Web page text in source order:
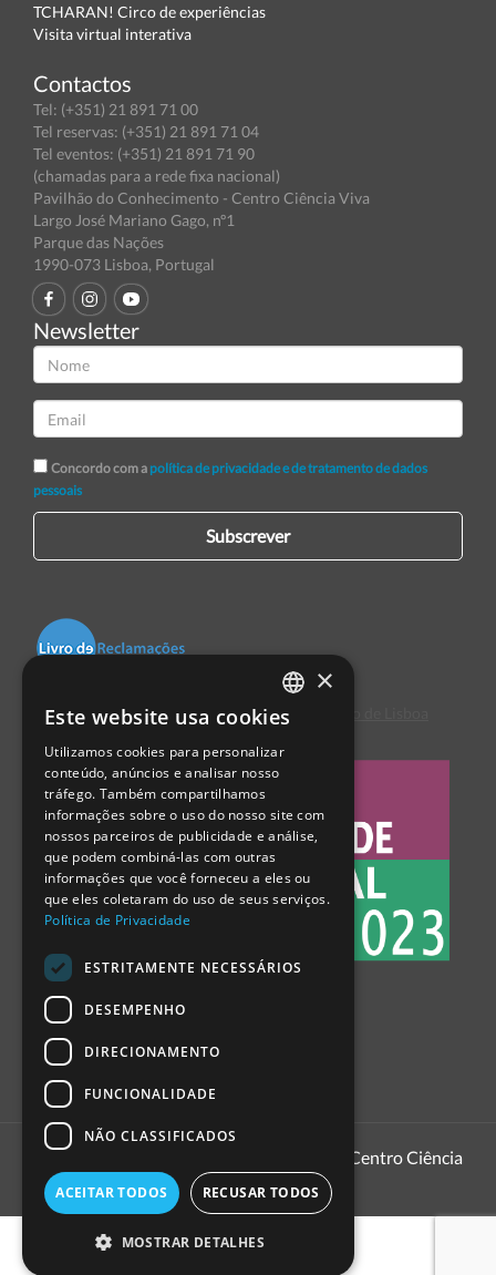
TCHARAN! Circo de experiências
Visita virtual interativa
Contactos
Tel: (+351) 21 891 71 00
Tel reservas: (+351) 21 891 71 04
Tel eventos: (+351) 21 891 71 90
(chamadas para a rede fixa nacional)
Pavilhão do Conhecimento - Centro Ciência Viva
Largo José Mariano Gago, nº1
Parque das Nações
1990-073 Lisboa, Portugal
Newsletter
Concordo com a política de privacidade e de tratamento de dados
pessoais
Subscrever
Centro de Arbitragem de Conflitos de Consumo de Lisboa
1999 - 2026
Pavilhão do Conhecimento | Centro Ciência
PORTUGUESE
ENGLISH
SPANISH
×
Este website usa cookies
Utilizamos cookies para personalizar
conteúdo, anúncios e analisar nosso
tráfego. Também compartilhamos
informações sobre o uso do nosso site com
nossos parceiros de publicidade e análise,
que podem combiná-las com outras
informações que você forneceu a eles ou
que eles coletaram do uso de seus serviços.
Política de Privacidade
ESTRITAMENTE NECESSÁRIOS
DESEMPENHO
DIRECIONAMENTO
FUNCIONALIDADE
NÃO CLASSIFICADOS
ACEITAR TODOS RECUSAR TODOS
MOSTRAR DETALHES